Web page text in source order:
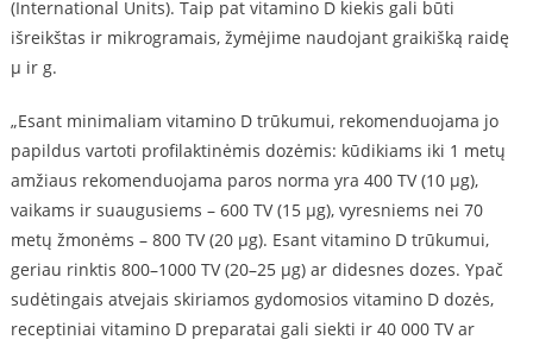
(International Units). Taip pat vitamino D kiekis gali būti
išreikštas ir mikrogramais, žymėjime naudojant graikišką raidę
μ ir g.
„Esant minimaliam vitamino D trūkumui, rekomenduojama jo
papildus vartoti profilaktinėmis dozėmis: kūdikiams iki 1 metų
amžiaus rekomenduojama paros norma yra 400 TV (10 μg),
vaikams ir suaugusiems – 600 TV (15 μg), vyresniems nei 70
metų žmonėms – 800 TV (20 μg). Esant vitamino D trūkumui,
geriau rinktis 800–1000 TV (20–25 μg) ar didesnes dozes. Ypač
sudėtingais atvejais skiriamos gydomosios vitamino D dozės,
receptiniai vitamino D preparatai gali siekti ir 40 000 TV ar